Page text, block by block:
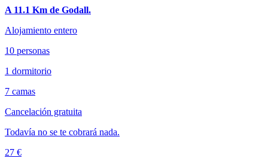
A 11.1 Km de Godall.
Alojamiento entero
10 personas
1 dormitorio
7 camas
Cancelación gratuita
Todavía no se te cobrará nada.
27 €